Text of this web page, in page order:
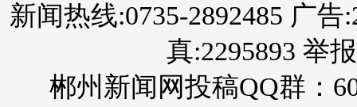
新闻热线:0735-2892485 广告
真:2295893 举
郴州新闻网投稿QQ群：